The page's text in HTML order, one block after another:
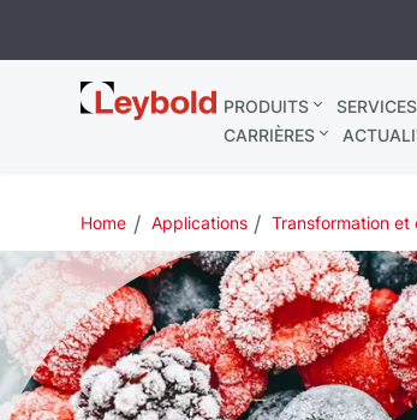
Leybold
France
PRODUITS
CARRIÈRES
Home Applications Transformation et